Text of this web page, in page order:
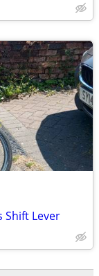
Shift Lever